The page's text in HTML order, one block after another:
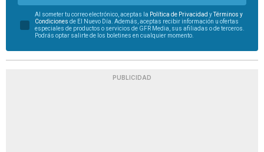
Al someter tu correo electrónico, aceptas la Política de Privacidad yTérminos y
Condiciones de El Nuevo Día. Además, aceptas recibir información u ofertas
especiales de productos o servicios de GFR Media, sus afiliadas o de terceros.
Podrás optar salirte de los boletines en cualquier momento.
PUBLICIDAD